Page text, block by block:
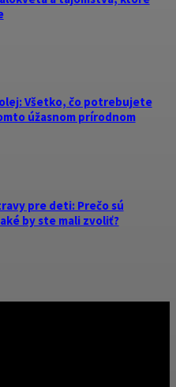
Všetko, čo potrebujete
úžasnom prírodnom
pre deti: Prečo sú
by ste mali zvoliť?